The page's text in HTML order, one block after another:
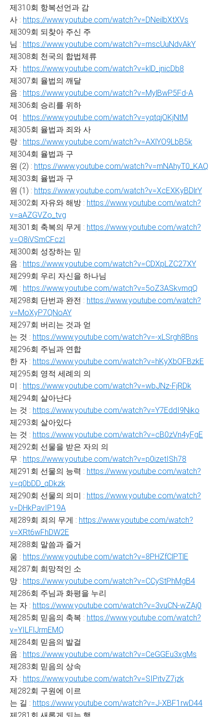
제310회 항복선언과 감
사 : https://www.youtube.com/watch?v=DNeilbXtXVs
제309회 되찾아 주신 주
님 : https://www.youtube.com/watch?v=mscUuNdvAkY
제308회 천국의 합법체류
자 : https://www.youtube.com/watch?v=klD_jnicDb8
제307회 율법의 깨달
음 : https://www.youtube.com/watch?v=MylBwP5Fd-A
제306회 승리를 위하
여 : https://www.youtube.com/watch?v=yqtqjOKjNtM
제305회 율법과 죄와 사
랑 : https://www.youtube.com/watch?v=AXlYO9LbB5k
제304회 율법과 구
원 (2) : https://www.youtube.com/watch?v=mNAhyT0_KAQ
제303회 율법과 구
원 (1) : https://www.youtube.com/watch?v=XcEXKyBDlrY
제302회 자유와 해방 : https://www.youtube.com/watch?
v=aAZGVZo_tvg
제301회 축복의 무게 : https://www.youtube.com/watch?
v=O8iVSmCFczI
제300회 성장하는 믿
음 : https://www.youtube.com/watch?v=CDXpLZC27XY
제299회 우리 자신을 하나님
께 : https://www.youtube.com/watch?v=5oZ3ASkvmqQ
제298회 단번과 완전 : https://www.youtube.com/watch?
v=MoXyP7QNoAY
제297회 버리는 것과 얻
는 것 : https://www.youtube.com/watch?v=-xLSrgh8Bns
제296회 주님과 연합
한 자 : https://www.youtube.com/watch?v=hKyXbOFBzkE
제295회 영적 세례의 의
미 : https://www.youtube.com/watch?v=wbJNz-FjRDk
제294회 살아난다
는 것 : https://www.youtube.com/watch?v=Y7EddI9Niko
제293회 살아있다
는 것 : https://www.youtube.com/watch?v=cB0zVn4yFgE
제292회 선물을 받은 자의 의
무 : https://www.youtube.com/watch?v=p0izetISh78
제291회 선물의 능력 : https://www.youtube.com/watch?
v=q0bDD_qDkzk
제290회 선물의 의미 : https://www.youtube.com/watch?
v=DHkPavIP19A
제289회 죄의 무게 : https://www.youtube.com/watch?
v=XRt6wFhDW2E
제288회 말씀과 즐거
움 : https://www.youtube.com/watch?v=8PHZfClPTlE
제287회 희망적인 소
망 : https://www.youtube.com/watch?v=CCyStPhMgB4
제286회 주님과 화평을 누리
는 자 : https://www.youtube.com/watch?v=3vuCN-wZAj0
제285회 믿음의 축복 : https://www.youtube.com/watch?
v=YILFlJrmEMQ
제284회 믿음의 발걸
음 : https://www.youtube.com/watch?v=CeGGEu3xgMs
제283회 믿음의 상속
자 : https://www.youtube.com/watch?v=SIPitvZ7jzk
제282회 구원에 이르
는 길 : https://www.youtube.com/watch?v=J-XBF1rwD44